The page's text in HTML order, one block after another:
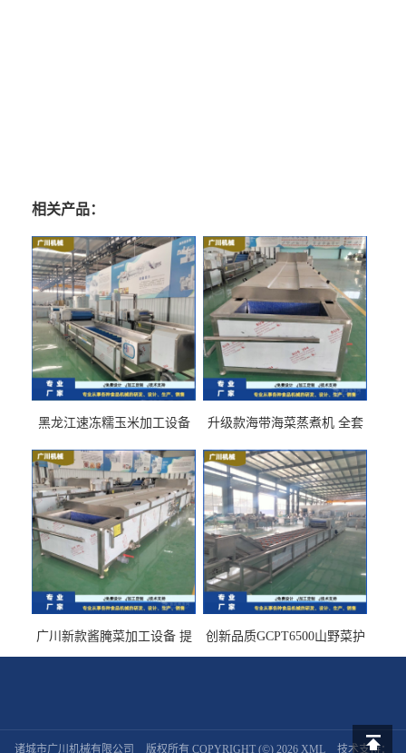
相关产品：
黑龙江速冻糯玉米加工设备
升级款海带海菜蒸煮机 全套
到家
广川新款酱腌菜加工设备 提
供成套生产线 （免费设计）
创新品质GCPT6500山野菜护
色杀青机 输送式 效率高
诸城市广川机械有限公司 版权所有 COPYRIGHT (©) 2026 XML 技术支持：